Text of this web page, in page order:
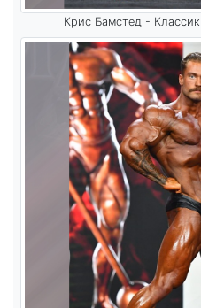
Крис Бамстед -